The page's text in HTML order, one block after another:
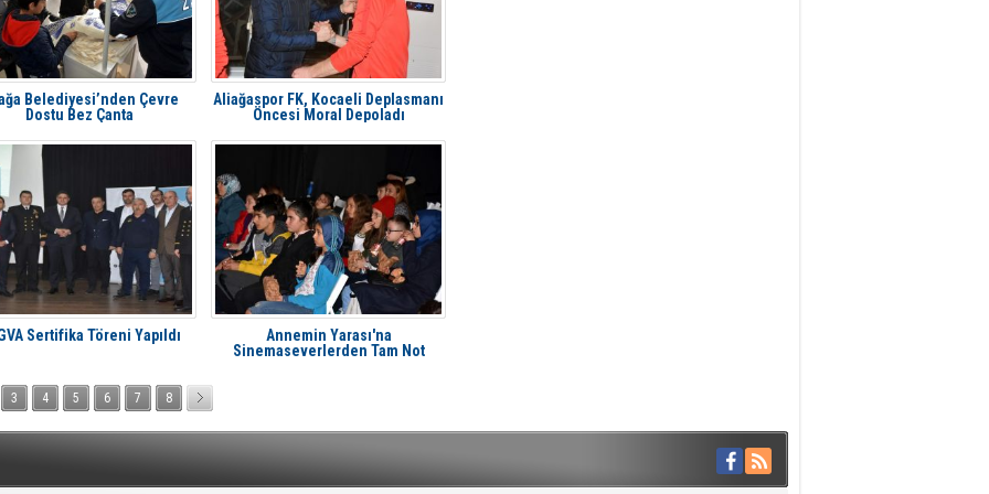
Belediyesi’nden Çevre
Dostu Bez Çanta
Aliağaspor FK, Kocaeli Deplasmanı
Öncesi Moral Depoladı
Sertifika Töreni Yapıldı
Annemin Yarası'na
Sinemaseverlerden Tam Not
3 4 5 6 7 8